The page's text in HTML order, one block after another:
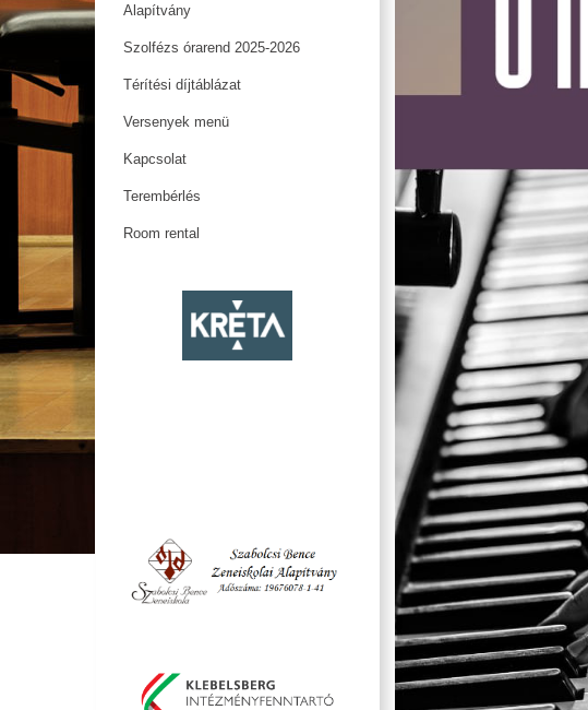
Alapítvány
Szolfézs órarend 2025-2026
Térítési díjtáblázat
Versenyek menü
Kapcsolat
Terembérlés
Room rental